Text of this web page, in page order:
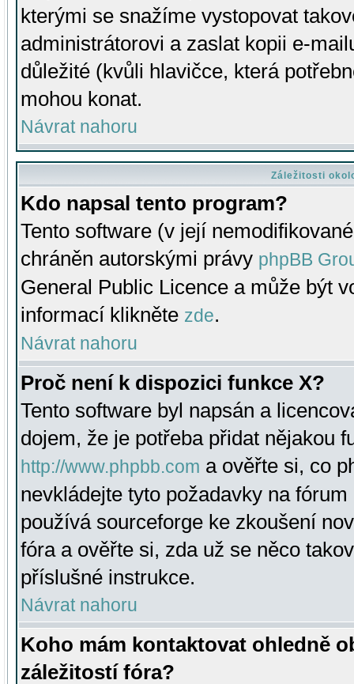
kterými se snažíme vystopovat
administrátorovi a zaslat kopii e-
důležité (kvůli hlavičce, která
mohou konat.
Návrat nahoru
Záležitosti
Kdo napsal tento program?
Tento software (v její
chráněn autorskými právy phpBB
General Public Licence a může být
informací klikněte zde.
Návrat nahoru
Proč není k dispozici funkce X?
Tento software byl napsán a
dojem, že je potřeba přidat nějakou
http://www.phpbb.com a ověřte si, co
nevkládejte tyto požadavky na
používá sourceforge ke zkoušení
fóra a ověřte si, zda už se něco
příslušné instrukce.
Návrat nahoru
Koho mám kontaktovat ohledně
záležitostí fóra?